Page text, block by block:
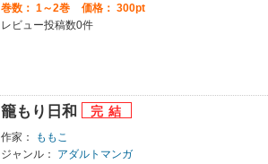
巻数： 1～2巻
価格： 300pt
レビュー投稿数0件
籠もり日和
作家：
ももこ
ジャンル：
アダルトマンガ